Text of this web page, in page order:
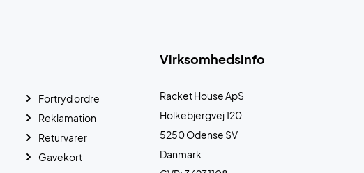
Virksomhedsinfo
Racket House ApS
Holkebjergvej 120
5250 Odense SV
Danmark
Fortryd ordre
Reklamation
Returvarer
Gavekort